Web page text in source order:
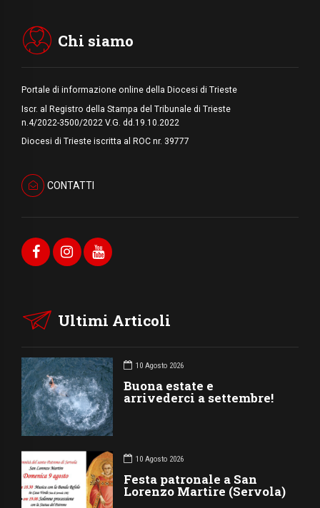
Chi siamo
Portale di informazione online della Diocesi di Trieste
Iscr. al Registro della Stampa del Tribunale di Trieste
n.4/2022-3500/2022 V.G. dd.19.10.2022
Diocesi di Trieste iscritta al ROC nr. 39777
CONTATTI
Ultimi Articoli
10 Agosto 2026
Buona estate e
arrivederci a settembre!
10 Agosto 2026
Festa patronale a San
Lorenzo Martire (Servola)